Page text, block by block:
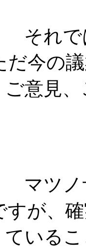
れでは
だ今の
質
ツノ
すが、
を判